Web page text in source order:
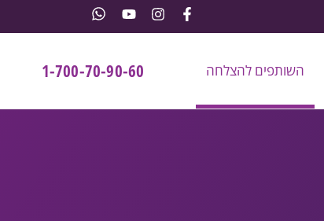
השותפים להצלחה 1-700-70-90-60